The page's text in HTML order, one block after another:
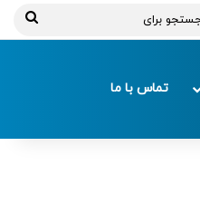
تماس با ما